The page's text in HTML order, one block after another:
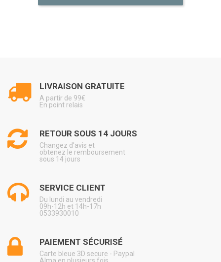
LIVRAISON GRATUITE
A partir de 99€
En point relais
RETOUR SOUS 14 JOURS
Changez d'avis et
obtenez le remboursement
sous 14 jours
SERVICE CLIENT
Du lundi au vendredi
09h-12h et 14h-17h
0533930010
PAIEMENT SÉCURISÉ
Carte bleue 3D secure - Paypal
Alma en plusieurs fois